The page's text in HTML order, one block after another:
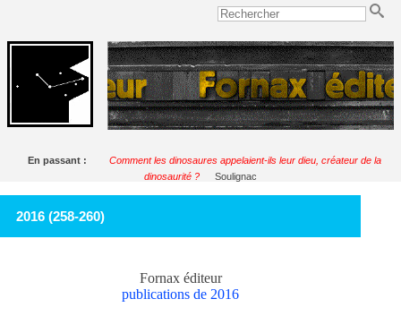
En passant :
Comment les dinosaures appelaient-ils leur dieu, créateur de la
dinosaurité ?
Soulignac
2016 (258-260)
Fornax éditeur
publications de 2016